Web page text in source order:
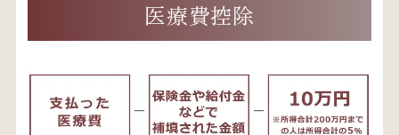
医療費控除